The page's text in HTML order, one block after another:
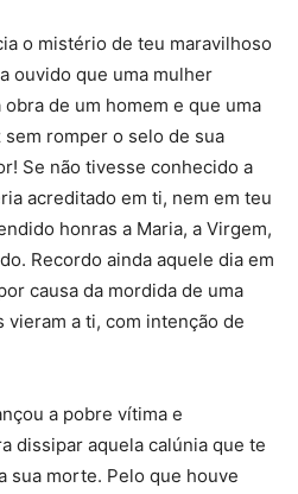
o mistério de teu maravilhoso
ouvido que uma mulher
de um homem e que uma
romper o selo de sua
Se não tivesse conhecido a
acreditado em ti, nem em teu
honras a Maria, a Virgem,
Recordo ainda aquele dia em
causa da mordida de uma
a ti, com intenção de
a pobre vítima e
dissipar aquela calúnia que te
sua morte. Pelo que houve